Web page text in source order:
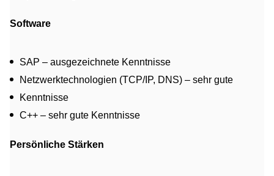
Software
SAP – ausgezeichnete Kenntnisse
Netzwerktechnologien (TCP/IP, DNS) – sehr gute
Kenntnisse
C++ – sehr gute Kenntnisse
Persönliche Stärken